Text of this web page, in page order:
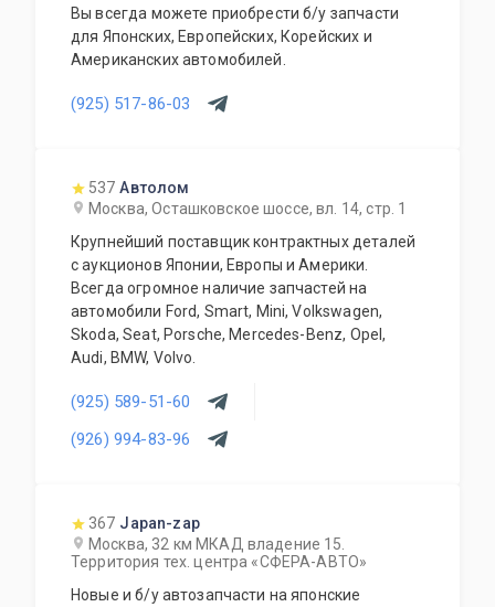
Вы всегда можете приобрести б/у запчасти
для Японских, Европейских, Корейских и
Американских автомобилей.
(925) 517-86-03
537 Автолом
Москва, Осташковское шоссе, вл. 14, стр. 1
Крупнейший поставщик контрактных деталей
с аукционов Японии, Европы и Америки.
Всегда огромное наличие запчастей на
автомобили Ford, Smart, Mini, Volkswagen,
Skoda, Seat, Porsche, Mercedes-Benz, Opel,
Audi, BMW, Volvo.
(925) 589-51-60
(926) 994-83-96
367 Japan-zap
Москва, 32 км МКАД владение 15.
Территория тех. центра «СФЕРА-АВТО»
Новые и б/у автозапчасти на японские